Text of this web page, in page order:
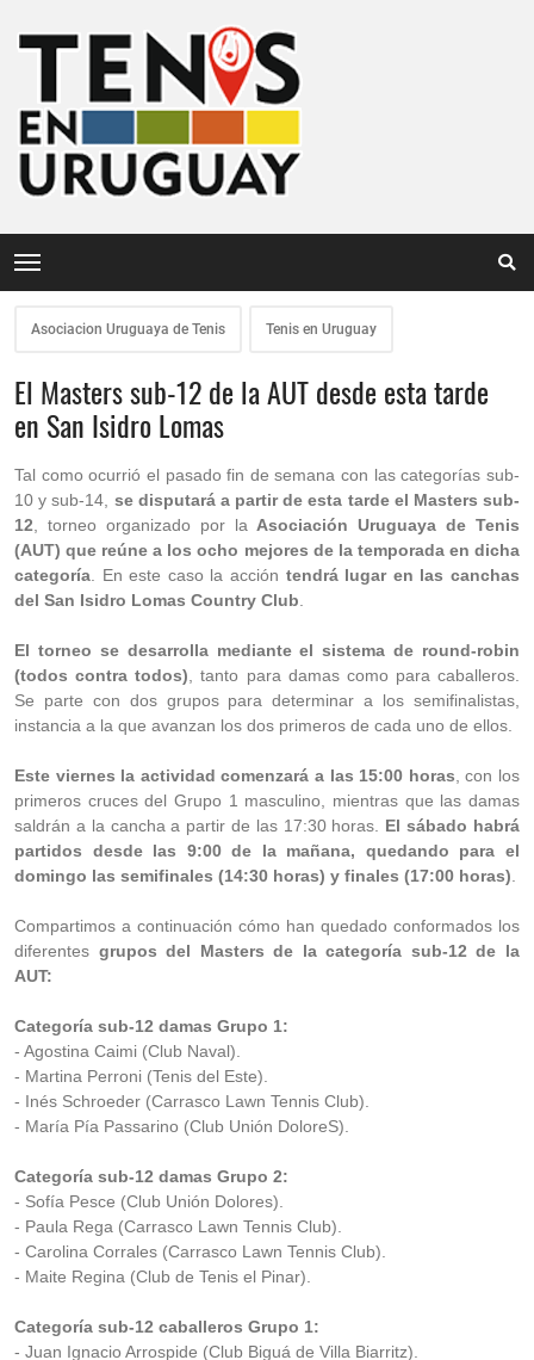
Asociacion Uruguaya de Tenis Tenis en Uruguay
El Masters sub-12 de la AUT desde esta tarde
en San Isidro Lomas
Tal como ocurrió el pasado fin de semana con las categorías sub-
10 y sub-14, se disputará a partir de esta tarde el Masters sub-
12 , torneo organizado por la Asociación Uruguaya de Tenis
(AUT) que reúne a los ocho mejores de la temporada en dicha
categoría . En este caso la acción tendrá lugar en las canchas
del San Isidro Lomas Country Club
El torneo se desarrolla mediante el sistema de round-robin
(todos contra todos) , tanto para damas como para caballeros.
Se parte con dos grupos para determinar a los semifinalistas,
instancia a la que avanzan los dos primeros de cada uno de ellos.
Este viernes la actividad comenzará a las 15:00 horas , con los
primeros cruces del Grupo 1 masculino, mientras que las damas
saldrán a la cancha a partir de las 17:30 horas. El sábado habrá
partidos desde las 9:00 de la mañana, quedando para el
domingo las semifinales (14:30 horas) y finales (17:00 horas)
Compartimos a continuación cómo han quedado conformados los
diferentes grupos del Masters de la categoría sub-12 de la
AUT:
Categoría sub-12 damas Grupo 1:
- Agostina Caimi (Club Naval).
- Martina Perroni (Tenis del Este).
- Inés Schroeder (Carrasco Lawn Tennis Club).
- María Pía Passarino (Club Unión DoloreS).
Categoría sub-12 damas Grupo 2:
- Sofía Pesce (Club Unión Dolores).
- Paula Rega (Carrasco Lawn Tennis Club).
- Carolina Corrales (Carrasco Lawn Tennis Club).
- Maite Regina (Club de Tenis el Pinar).
Categoría sub-12 caballeros Grupo 1:
- Juan Ignacio Arrospide (Club Biguá de Villa Biarritz).